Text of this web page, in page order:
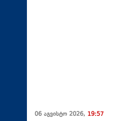
06 აგვისტო 2026, 19:57